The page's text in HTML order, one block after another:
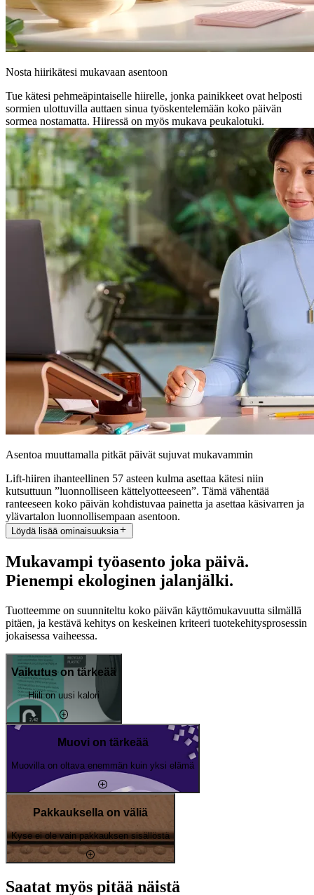
Nosta hiirikätesi mukavaan asentoon
Tue kätesi pehmeäpintaiselle hiirelle, jonka painikkeet ovat helposti
sormien ulottuvilla auttaen sinua työskentelemään koko päivän
sormea nostamatta. Hiiressä on myös mukava peukalotuki.
Asentoa muuttamalla pitkät päivät sujuvat mukavammin
Lift-hiiren ihanteellinen 57 asteen kulma asettaa kätesi niin
kutsuttuun ”luonnolliseen kättelyotteeseen”. Tämä vähentää
ranteeseen koko päivän kohdistuvaa painetta ja asettaa käsivarren ja
ylävartalon luonnollisempaan asentoon.
Löydä lisää ominaisuuksia
Mukavampi työasento joka päivä.
Pienempi ekologinen jalanjälki.
Tuotteemme on suunniteltu koko päivän käyttömukavuutta silmällä
pitäen, ja kestävä kehitys on keskeinen kriteeri tuotekehitysprosessin
jokaisessa vaiheessa.
Vaikutus on tärkeää
Hiili on uusi kalori
Muovi on tärkeää
Muovilla on oltava enemmän kuin yksi elämä
Pakkauksella on väliä
Kyse ei ole vain pakkauksen sisällöstä
Saatat myös pitää näistä